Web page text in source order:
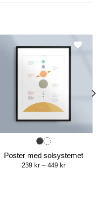
Poster med solsystemet
239 kr – 449 krPrice